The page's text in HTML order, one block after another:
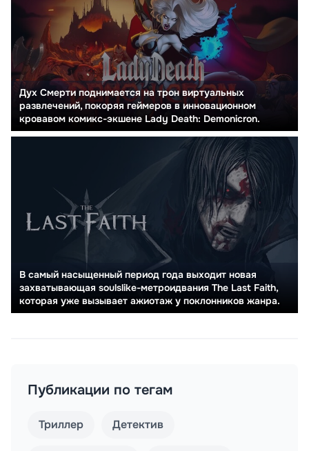
Дух Смерти поднимается на трон виртуальных
развлечений, покоряя геймеров в инновационном
кровавом комикс-экшене Lady Death: Demonicron.
В самый насыщенный период года выходит новая
захватывающая soulslike-метроидвания The Last Faith,
которая уже вызывает ажиотаж у поклонников жанра.
Публикации по тегам
Триллер Детектив